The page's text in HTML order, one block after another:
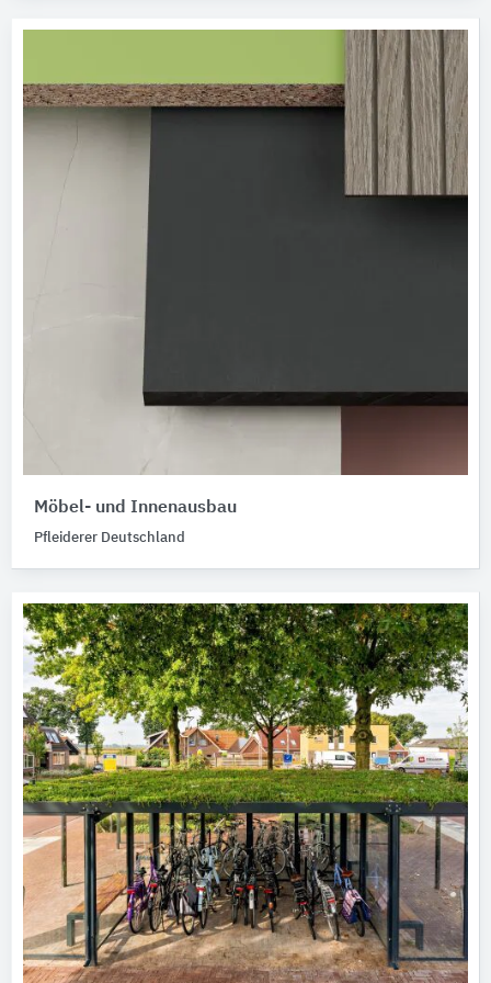
Möbel- und Innenausbau
Pfleiderer Deutschland